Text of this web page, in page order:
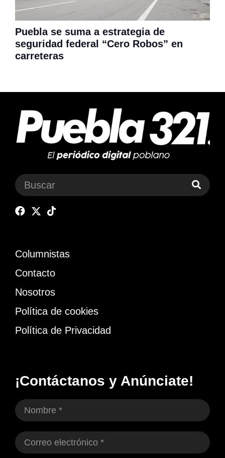
Puebla se suma a estrategia de
seguridad federal “Cero Robos” en
carreteras
Columnistas
Contacto
Nosotros
Política de cookies
Política de Privacidad
¡Contáctanos y Anúnciate!